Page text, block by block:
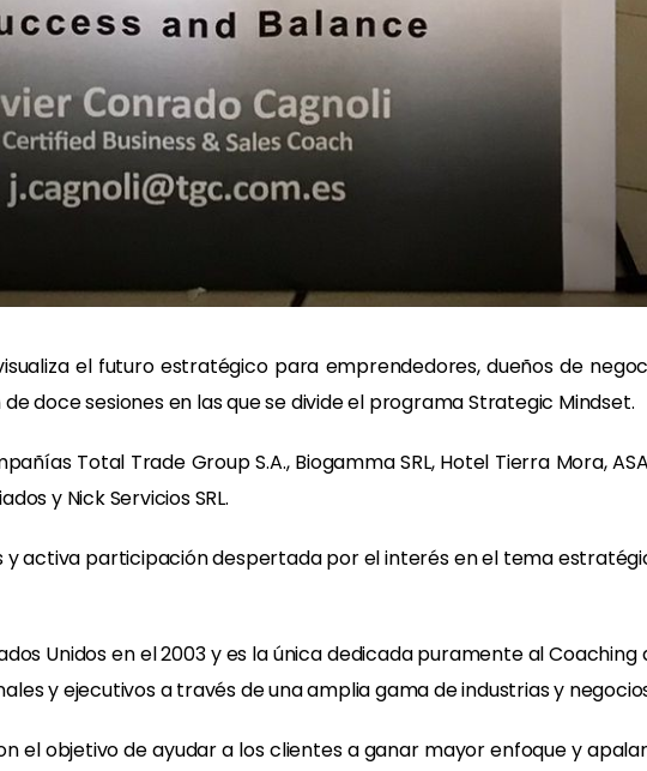
el futuro estratégico para emprendedores, dueños de
doce sesiones en las que se divide el programa Strategic Mindset.
Total Trade Group S.A., Biogamma SRL, Hotel Tierra Mora,
y Nick Servicios SRL.
activa participación despertada por el interés en el tema
Unidos en el 2003 y es la única dedicada puramente al
y ejecutivos a través de una amplia gama de industrias y
el objetivo de ayudar a los clientes a ganar mayor enfoque y